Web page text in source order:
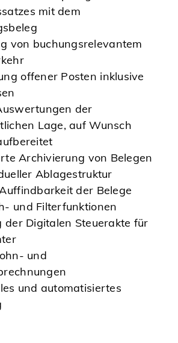
mit dem
von buchungsrelevantem
offener Posten inklusive
der
Lage, auf Wunsch
Archivierung von Belegen
Ablagestruktur
der Belege
und Filterfunktionen
der Digitalen Steuerakte für
und
und automatisiertes